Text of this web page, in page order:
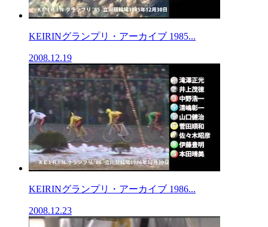
KEIRINグランプリ・アーカイブ 1985...
2008.12.19
KEIRINグランプリ・アーカイブ 1986...
2008.12.23